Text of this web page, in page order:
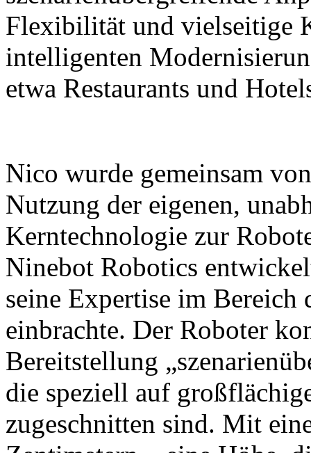
Flexibilität und vielseitige
intelligenten
etwa Restaurants und
Nico wurde gemeinsam
Nutzung der eigenen,
Kerntechnologie zur
Ninebot Robotics
seine Expertise im
einbrachte. Der Roboter
Bereitstellung
die speziell auf
zugeschnitten sind. Mit